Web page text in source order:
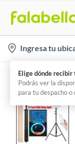
Ingresa tu
Home